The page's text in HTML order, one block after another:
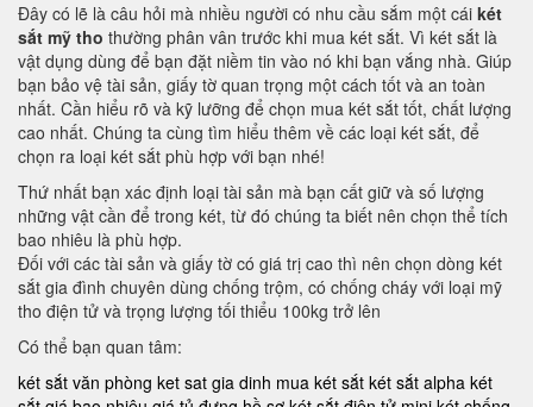
Đây có lẽ là câu hỏi mà nhiều người có nhu cầu sắm một cái két
sắt mỹ tho thường phân vân trước khi mua két sắt. Vì két sắt là
vật dụng dùng để bạn đặt niềm tin vào nó khi bạn vắng nhà. Giúp
bạn bảo vệ tài sản, giấy tờ quan trọng một cách tốt và an toàn
nhất. Cần hiểu rõ và kỹ lưỡng để chọn mua két sắt tốt, chất lượng
cao nhất. Chúng ta cùng tìm hiểu thêm về các loại két sắt, để
chọn ra loại két sắt phù hợp với bạn nhé!
Thứ nhất bạn xác định loại tài sản mà bạn cất giữ và số lượng
những vật cần để trong két, từ đó chúng ta biết nên chọn thể tích
bao nhiêu là phù hợp.
Đối với các tài sản và giấy tờ có giá trị cao thì nên chọn dòng két
sắt gia đình chuyên dùng chống trộm, có chống cháy với loại mỹ
tho điện tử và trọng lượng tối thiểu 100kg trở lên
Có thể bạn quan tâm:
két sắt văn phòng ket sat gia dinh mua két sắt két sắt alpha két